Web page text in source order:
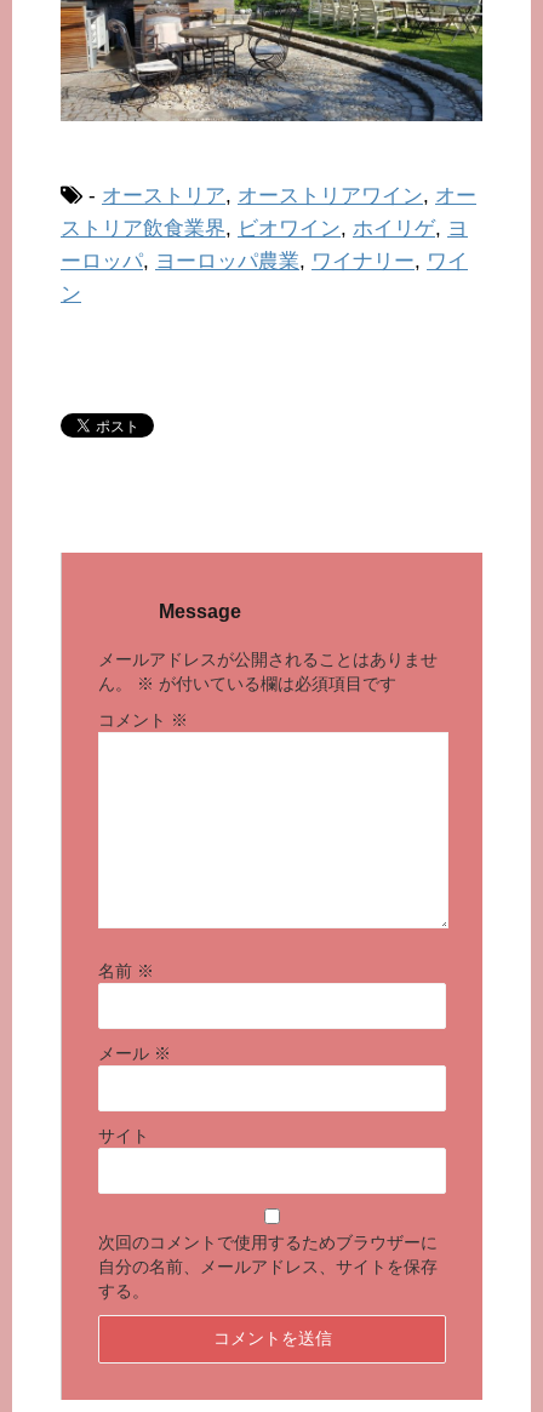
- オーストリア, オーストリアワイン, オー
ストリア飲食業界, ビオワイン, ホイリゲ, ヨ
ーロッパ, ヨーロッパ農業, ワイナリー, ワイ
ン
Message
メールアドレスが公開されることはありませ
ん。
※ が付いている欄は必須項目です
コメント ※
名前 ※
メール ※
サイト
次回のコメントで使用するためブラウザーに
自分の名前、メールアドレス、サイトを保存
する。